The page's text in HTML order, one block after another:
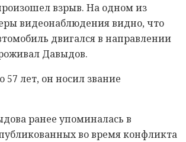
взрыв. На одном из
видеонаблюдения видно, что
двигался в направлении
Давыдов.
57 лет, он носил звание
ранее упоминалась в
во время конфликта